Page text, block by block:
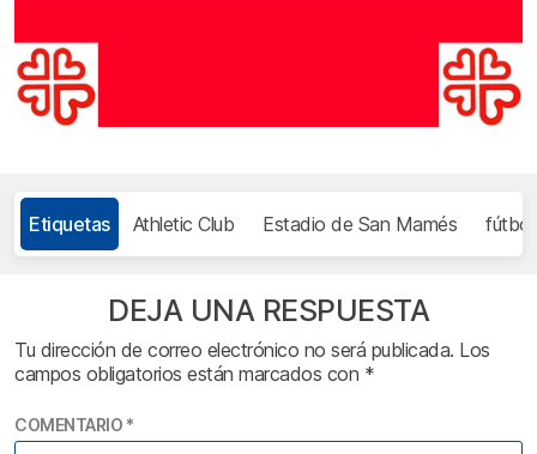
Etiquetas Athletic Club Estadio de San Mamés fútbol
DEJA UNA RESPUESTA
Tu dirección de correo electrónico no será publicada. Los
campos obligatorios están marcados con *
COMENTARIO *